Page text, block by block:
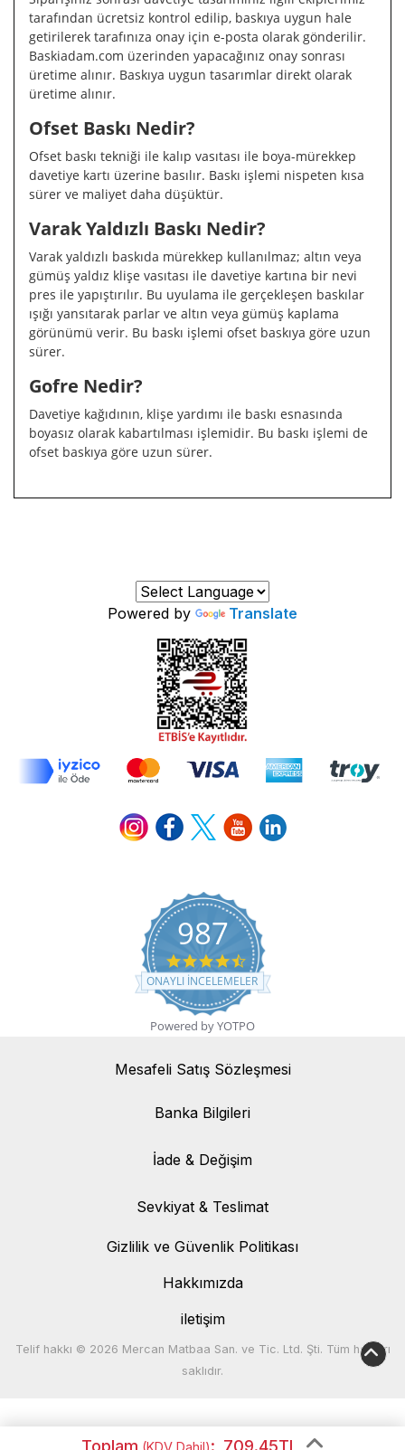
Toplam : 709.45TL
tarafından ücretsiz kontrol edilip, baskıya uygun hale
getirilerek tarafınıza onay için e-posta olarak gönderilir.
Baskiadam.com üzerinden yapacağınız onay sonrası
üretime alınır. Baskıya uygun tasarımlar direkt olarak
üretime alınır.
Ofset Baskı Nedir?
Ofset baskı tekniği ile kalıp vasıtası ile boya-mürekkep
davetiye kartı üzerine basılır. Baskı işlemi nispeten kısa
sürer ve maliyet daha düşüktür.
Varak Yaldızlı Baskı Nedir?
Varak yaldızlı baskıda mürekkep kullanılmaz; altın veya
gümüş yaldız klişe vasıtası ile davetiye kartına bir nevi
pres ile yapıştırılır. Bu uyulama ile gerçekleşen baskılar
ışığı yansıtarak parlar ve altın veya gümüş kaplama
görünümü verir. Bu baskı işlemi ofset baskıya göre uzun
sürer.
Gofre Nedir?
Davetiye kağıdının, klişe yardımı ile baskı esnasında
boyasız olarak kabartılması işlemidir. Bu baskı işlemi de
ofset baskıya göre uzun sürer.
Powered by Translate
987
4.7 star rating
ONAYLI INCELEMELER
Powered by YOTPO
Mesafeli Satış Sözleşmesi
Banka Bilgileri
Banka Bilgileri
İade & Değişim
İade & Değişim
Sevkiyat & Teslimat
Sevkiyat & Teslimat
Gizlilik ve Güvenlik Politikası
Hakkımızda
iletişim
Telif hakkı © 2026 Mercan Matbaa San. ve Tic. Ltd. Şti. Tüm hakları
saklıdır.